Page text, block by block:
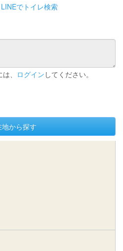
LINEでトイレ検索
、 ログイン してください。
地から探す